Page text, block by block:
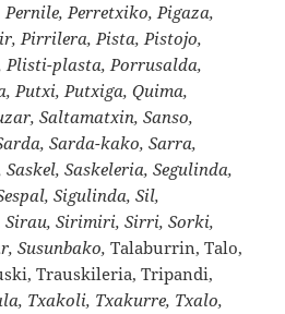
Perretxiko, Pigaza,
Pirrilera, Pista, Pistojo,
plasta, Porrusalda,
Putxi, Putxiga, Quima,
Saltamatxin, Sanso,
Sarda-kako, Sarra,
Saskeleria, Segulinda,
Sigulinda, Sil,
Sirau, Sirimiri, Sirri, Sorki,
Susunbako, Talaburrin, Talo,
Trauskileria, Tripandi,
Txakoli, Txakurre, Txalo,